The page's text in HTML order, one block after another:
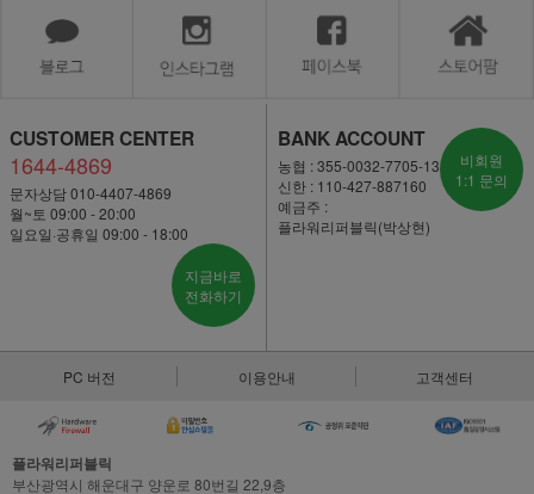
CUSTOMER CENTER
1644-4869
문자상담 010-4407-4869
월~토 09:00 - 20:00
일요일·공휴일 09:00 - 18:00
지금바로
전화하기
BANK ACCOUNT
농협 : 355-0032-7705-13
신한 : 110-427-887160
예금주 :
플라워리퍼블릭(박상현)
비회원
1:1 문의
PC 버전 이용안내 고객센터
플라워리퍼블릭
부산광역시 해운대구 양운로 80번길 22,9층